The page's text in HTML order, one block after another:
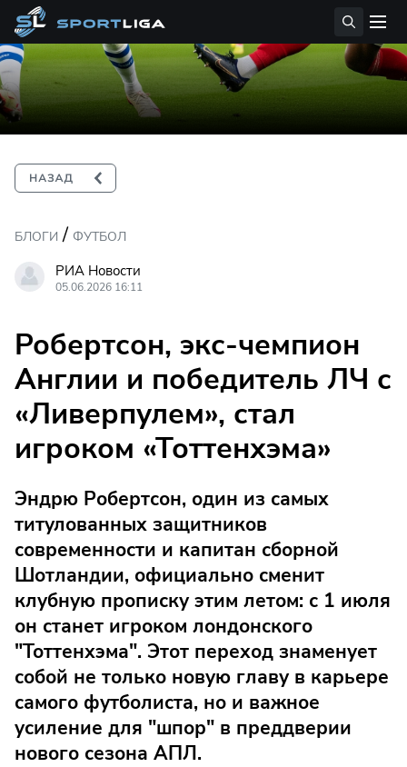
БЛОГИ / ФУТБОЛ
РИА Новости
05.06.2026 16:11
Робертсон, экс-чемпион
Англии и победитель ЛЧ с
«Ливерпулем», стал
игроком «Тоттенхэма»
Эндрю Робертсон, один из самых
титулованных защитников
современности и капитан сборной
Шотландии, официально сменит
клубную прописку этим летом: с 1 июля
он станет игроком лондонского
"Тоттенхэма". Этот переход знаменует
собой не только новую главу в карьере
самого футболиста, но и важное
усиление для "шпор" в преддверии
нового сезона АПЛ.